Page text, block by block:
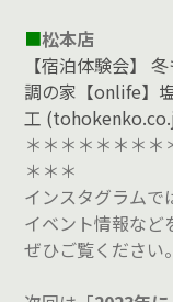
■松本店
【宿泊体験会】
調の家【onlife】
工
＊＊＊＊＊＊＊
＊＊＊
インスタグラムで
イベント情報など
ぜひご覧ください。